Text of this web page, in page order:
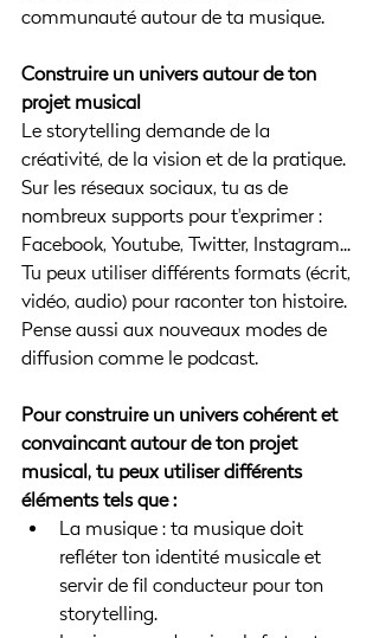
communauté autour de ta musique.
Construire un univers autour de ton
projet musical
Le storytelling demande de la
créativité, de la vision et de la pratique.
Sur les réseaux sociaux, tu as de
nombreux supports pour t'exprimer :
Facebook, Youtube, Twitter, Instagram...
Tu peux utiliser différents formats (écrit,
vidéo, audio) pour raconter ton histoire.
Pense aussi aux nouveaux modes de
diffusion comme le podcast.
Pour construire un univers cohérent et
convaincant autour de ton projet
musical, tu peux utiliser différents
éléments tels que :
La musique : ta musique doit
refléter ton identité musicale et
servir de fil conducteur pour ton
storytelling.